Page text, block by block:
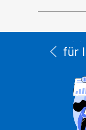
für